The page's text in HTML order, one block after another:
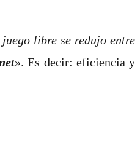
libre se redujo entre
». Es decir: eficiencia y